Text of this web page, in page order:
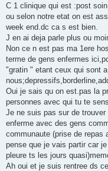
C 1 clinique qui est :post
ou selon notre etat on est
week end.dc ca s est bien.
J en ai deja parle plus ou
Non ce n est pas ma 1ere
terme de gens enfermes
"gratin " etant ceux qui sont
Oui je sais qu on est.pas la
personnes avec qui tu te
Je ne suis pas sur de
enferme avec des gens
communaute (prise de
pense que je vais partir car
pleure ts les jours
Ah oui et je suis rentree ds